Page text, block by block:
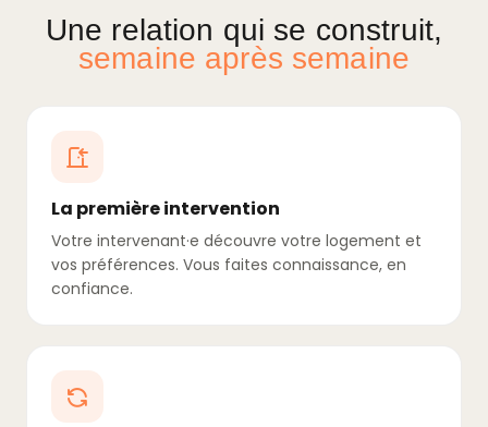
Une relation qui se construit,
semaine après semaine
La première intervention
Votre intervenant·e découvre votre logement et
vos préférences. Vous faites connaissance, en
confiance.